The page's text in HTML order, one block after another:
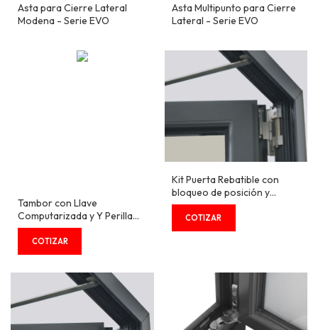
Asta para Cierre Lateral
Modena - Serie EVO
Asta Multipunto para Cierre
Lateral - Serie EVO
Tambor con Llave
Computarizada y Y Perilla
Lado Interno
Kit Puerta Rebatible con
bloqueo de posición y
bisagra expuesta
COPLANAR - Serie EVO